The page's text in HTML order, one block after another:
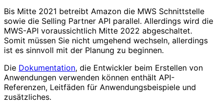
Bis Mitte 2021 betreibt Amazon die MWS Schnittstelle
sowie die Selling Partner API parallel. Allerdings wird die
MWS-API voraussichtlich Mitte 2022 abgeschaltet.
Somit müssen Sie nicht umgehend wechseln, allerdings
ist es sinnvoll mit der Planung zu beginnen.
Die Dokumentation, die Entwickler beim Erstellen von
Anwendungen verwenden können enthält API-
Referenzen, Leitfäden für Anwendungsbeispiele und
zusätzliches.